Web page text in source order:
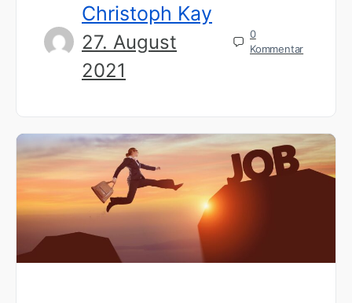
Christoph Kay
27. August
2021
0
Kommentar